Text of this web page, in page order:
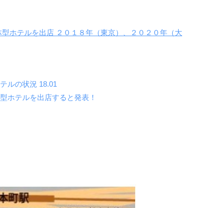
ホテルを出店 ２０１８年（東京）、２０２０年（大
ルの状況 18.01
ホテルを出店すると発表！